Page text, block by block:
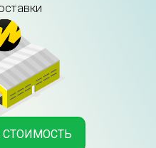
СТОИМОСТЬ